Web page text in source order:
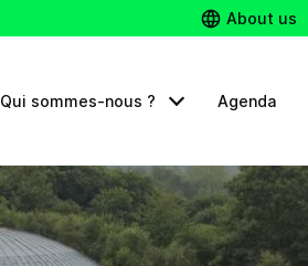
About us
Qui sommes-nous ? Agenda